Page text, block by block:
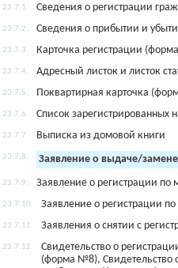
23.7.1. Сведения о регистрации
23.7.2. Сведения о прибытии и
23.7.3. Карточка регистрации
23.7.4. Адресный листок и листок
23.7.5. Поквартирная карточка
23.7.6. Список зарегистрированных
23.7.7. Выписка из домовой книги
23.7.8. Заявление о выдаче/
23.7.9. Заявление о регистрации по
23.7.10. Заявление о регистрации
23.7.11. Заявления о снятии с
23.7.12.
Свидетельство о
(форма №8), Свидетельство